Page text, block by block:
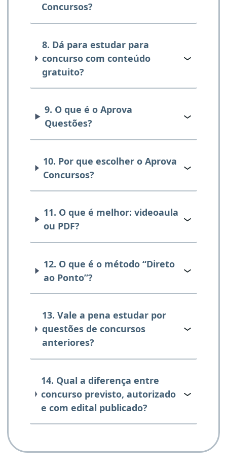
Concursos?
8. Dá para estudar para
concurso com conteúdo
gratuito?
9. O que é o Aprova
Questões?
10. Por que escolher o Aprova
Concursos?
11. O que é melhor: videoaula
ou PDF?
12. O que é o método “Direto
ao Ponto”?
13. Vale a pena estudar por
questões de concursos
anteriores?
14. Qual a diferença entre
concurso previsto, autorizado
e com edital publicado?